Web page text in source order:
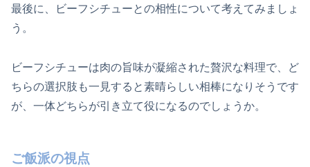
最後に、ビーフシチューとの相性について考えてみましょ
う。
ビーフシチューは肉の旨味が凝縮された贅沢な料理で、ど
ちらの選択肢も一見すると素晴らしい相棒になりそうです
が、一体どちらが引き立て役になるのでしょうか。
ご飯派の視点